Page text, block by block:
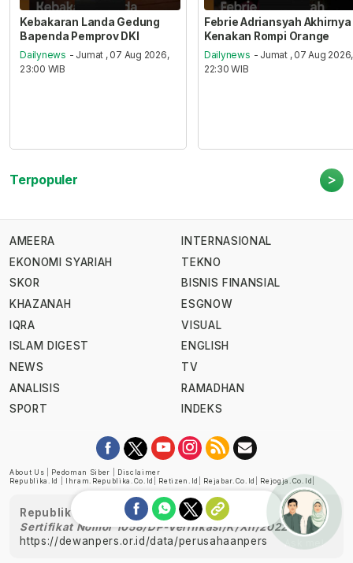
Kebakaran Landa Gedung
Bapenda Pemprov DKI
Dailynews - Jumat , 07 Aug 2026,
23:00 WIB
Febrie Adriansyah Akhirnya
Kenakan Rompi Orange
Dailynews - Jumat , 07 Aug 2026,
22:30 WIB
Terpopuler >
AMEERA
EKONOMI SYARIAH
SKOR
KHAZANAH
IQRA
ISLAM DIGEST
NEWS
ANALISIS
SPORT
INTERNASIONAL
TEKNO
BISNIS FINANSIAL
ESGNOW
VISUAL
ENGLISH
TV
RAMADHAN
INDEKS
About Us Pedoman Siber
Disclaimer
Republika.id
Ihram.republika.co.id Retizen.id Rejabar.co.id Rejogja.co.id
Republika telah diverifikasi oleh Dewan Pers
Sertifikat Nomor 1058/DP-Verifikasi/K/XII/2022
https://dewanpers.or.id/data/perusahaanpers
Ask me!